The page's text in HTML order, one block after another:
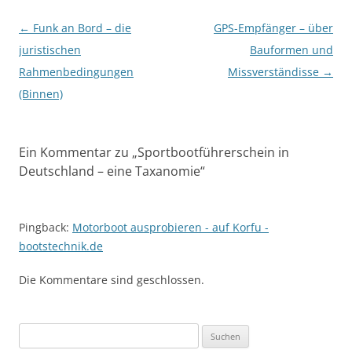
Beitragsnavigation
← Funk an Bord – die
juristischen
Rahmenbedingungen
(Binnen)
GPS-Empfänger – über
Bauformen und
Missverständisse →
Ein Kommentar zu „Sportbootführerschein in
Deutschland – eine Taxanomie“
Pingback: Motorboot ausprobieren - auf Korfu -
bootstechnik.de
Die Kommentare sind geschlossen.
u